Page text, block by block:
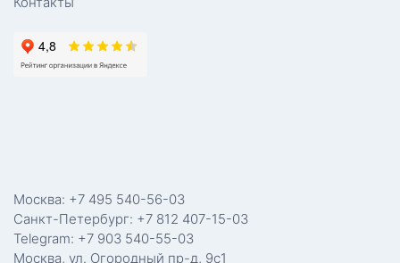
Москва: +7 495 540-56-03
Санкт-Петербург: +7 812 407-15-03
Telegram: +7 903 540-55-03
Москва, ул. Огородный пр-д, 9с1